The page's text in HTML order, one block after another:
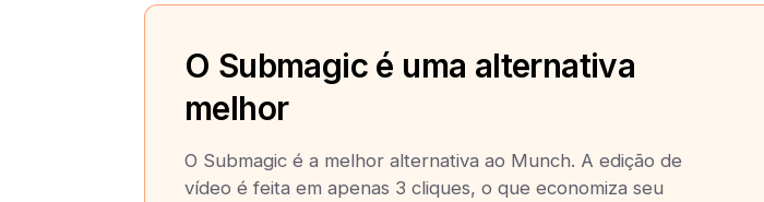
O Submagic é uma alternativa
melhor
O Submagic é a melhor alternativa ao Munch. A edição de
vídeo é feita em apenas 3 cliques, o que economiza seu